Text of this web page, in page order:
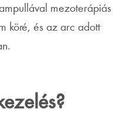
mezoterápiás
köré, és az arc adott